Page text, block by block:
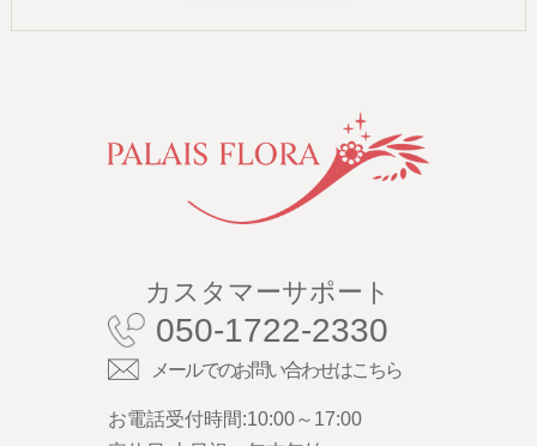
カスタマーサポート
050-1722-2330
メールでのお問い合わせはこちら
お電話受付時間:10:00～17:00